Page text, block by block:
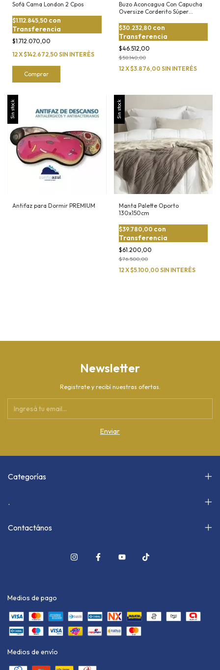
Sofá Cama London 2 Cpos
$1.712.070,00
$1.112.845,50 con
Transferencia
12X$142.672,50 SIN INTERÉS
Comprar
Buzo Aconcagua Con Capucha
Oversize Corderito Súper
$46.512,00
$58.140,00
$30.232,80 con
Transferencia
12X$3.876,00 SIN INTERÉS
Sin stock
Antifaz para Dormir PREMIUM
Sin stock
Manta Palette Oporto
130x150cm
$61.200,00
$76.500,00
$39.780,00 con
Transferencia
12X$5.100,00 SIN INTERÉS
Newsletter
Registrate y recibí nuestras ofertas.
Categorías
.
Contactános
Medios de pago
Medios de envío